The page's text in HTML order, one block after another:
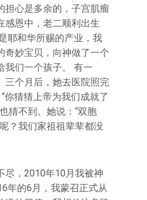
担心是多余的，子宫肌瘤
感恩中，老二顺利出生
耶和华所赐的产业，我
奇妙宝贝，向神做了一个
我们一个孩子。 有一
三个月后，她去医院照完
你猜猜上帝为我们成就了
猜不到。她说：“双胞
？我们家祖祖辈辈都没
尽，2010年10月我被神
年的6月，我蒙召正式从